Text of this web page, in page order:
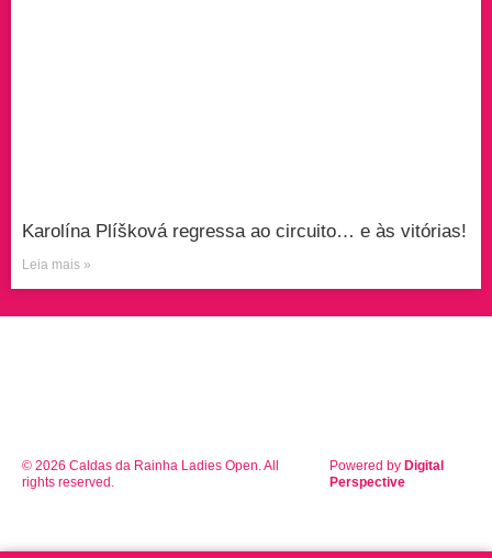
Karolína Plíšková regressa ao circuito… e às vitórias!
Leia mais »
© 2026 Caldas da Rainha Ladies Open. All
rights reserved.
Powered by Digital
Perspective